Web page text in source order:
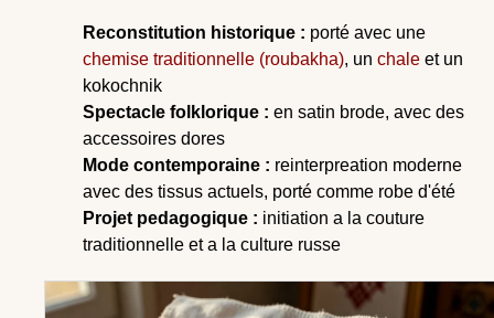
Reconstitution historique : porté avec une
chemise traditionnelle (roubakha), un chale et un
kokochnik
Spectacle folklorique : en satin brode, avec des
accessoires dores
Mode contemporaine : reinterpreation moderne
avec des tissus actuels, porté comme robe d'été
Projet pedagogique : initiation a la couture
traditionnelle et a la culture russe